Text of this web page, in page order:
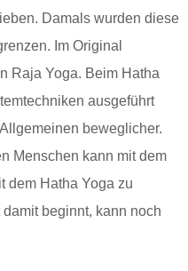
Damals wurden diese
Im Original
Raja Yoga. Beim Hatha
ausgeführt
beweglicher.
Menschen kann mit dem
dem Hatha Yoga zu
beginnt, kann noch